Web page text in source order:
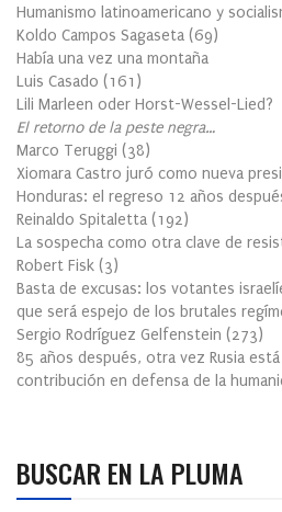
Humanismo latinoamericano y
Koldo Campos Sagaseta (69)
Había una vez una montaña
Luis Casado (161 )
Lili Marleen oder Horst-Wessel-Lied?
El retorno de la peste negra…
Marco Teruggi (38)
Xiomara Castro juró como nueva
Honduras: el regreso 12 años
Reinaldo Spitaletta (192)
La sospecha como otra clave de
Robert Fisk (3)
Basta de excusas: los votantes
que será espejo de los brutales
Sergio Rodríguez Gelfenstein (273)
85 años después, otra vez Rusia
contribución en defensa de la
BUSCAR EN LA PLUMA